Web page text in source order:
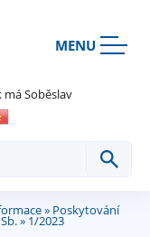
má Soběslav
MENU
» Poskytování
» 1/2023